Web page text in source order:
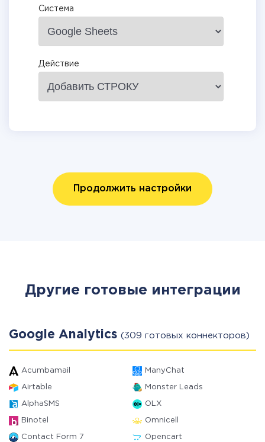
Система
Действие
Продолжить настройки
Другие готовые интеграции
Google Analytics (309 готовых коннекторов)
Acumbamail ManyChat
Airtable Monster Leads
AlphaSMS OLX
Binotel Omnicell
Contact Form 7 Opencart